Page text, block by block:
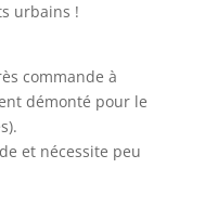
urbains !
commande à
démonté pour le
et nécessite peu